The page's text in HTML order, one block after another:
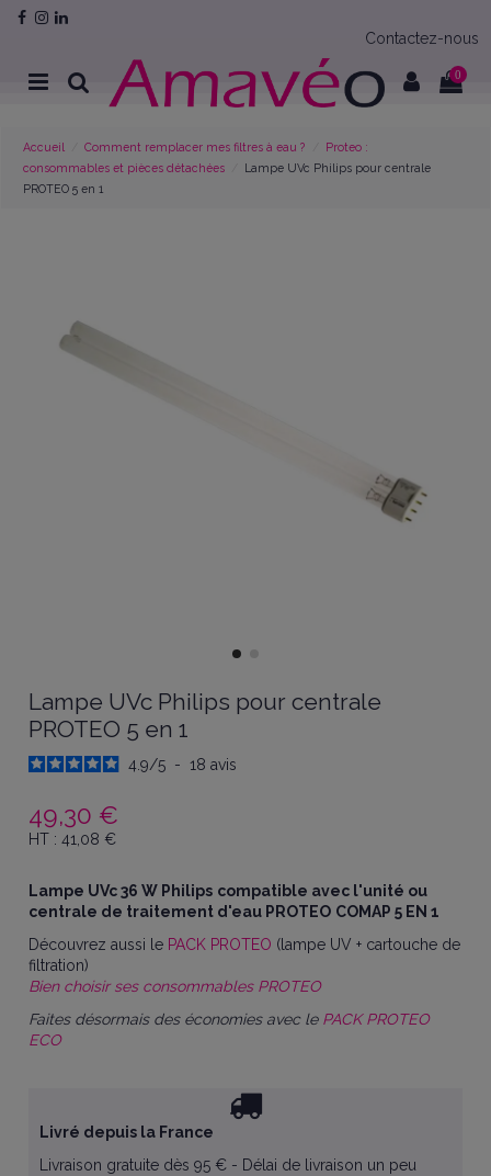
Contactez-nous
0
Accueil Comment remplacer mes filtres à eau ?
Proteo :
consommables et pièces détachées
Lampe UVc Philips pour centrale
PROTEO 5 en 1
Lampe UVc Philips pour centrale
PROTEO 5 en 1
4.9/5 - 18avis
49,30 €
HT : 41,08€
Lampe UVc 36 W Philips compatible avec l'unité ou
centrale de traitement d'eau PROTEO COMAP 5 EN 1
Découvrez aussi le PACK PROTEO (lampe UV + cartouche de
filtration)
Bien choisir ses consommables PROTEO
Faites désormais des économies avec le PACK PROTEO
ECO
Livré depuis la France
Livraison gratuite dès 95 € - Délai de livraison un peu